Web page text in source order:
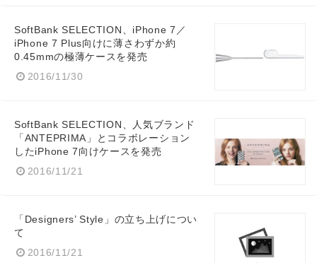
SoftBank SELECTION、iPhone 7／
iPhone 7 Plus向けに薄さわずか約
0.45mmの極薄ケースを発売
2016/11/30
SoftBank SELECTION、人気ブランド
「ANTEPRIMA」とコラボレーション
したiPhone 7向けケースを発売
2016/11/21
「Designers’ Style」の立ち上げについ
て
2016/11/21